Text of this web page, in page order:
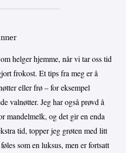
helger hjemme, når vi tar oss tid
frokost. Et tips fra meg er å
eller frø – for eksempel
valnøtter. Jeg har også prøvd å
mandelmelk, og det gir en enda
tid, topper jeg grøten med litt
som en luksus, men er fortsatt